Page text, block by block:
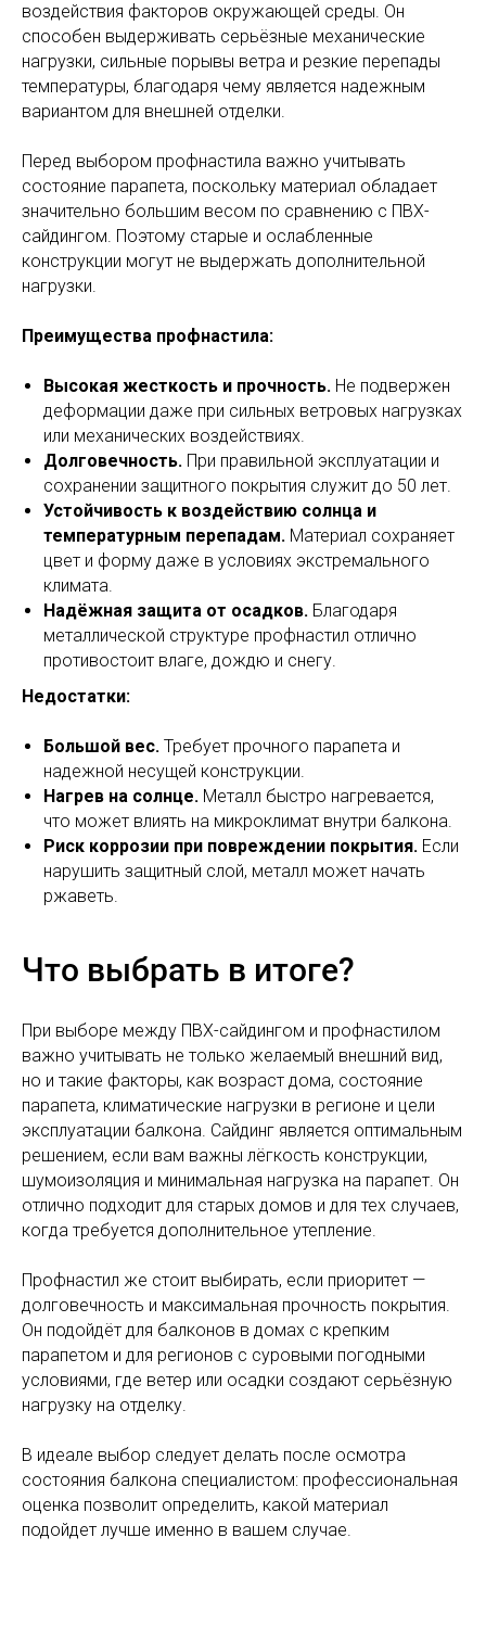
воздействия факторов окружающей среды. Он
способен выдерживать серьёзные механические
нагрузки, сильные порывы ветра и резкие перепады
температуры, благодаря чему является надежным
вариантом для внешней отделки.
Перед выбором профнастила важно учитывать
состояние парапета, поскольку материал обладает
значительно большим весом по сравнению с ПВХ-
сайдингом. Поэтому старые и ослабленные
конструкции могут не выдержать дополнительной
нагрузки.
Преимущества профнастила:
Высокая жесткость и прочность. Не подвержен
деформации даже при сильных ветровых нагрузках
или механических воздействиях.
Долговечность. При правильной эксплуатации и
сохранении защитного покрытия служит до 50 лет.
Устойчивость к воздействию солнца и
температурным перепадам. Материал сохраняет
цвет и форму даже в условиях экстремального
климата.
Надёжная защита от осадков. Благодаря
металлической структуре профнастил отлично
противостоит влаге, дождю и снегу.
Недостатки:
Большой вес. Требует прочного парапета и
надежной несущей конструкции.
Нагрев на солнце. Металл быстро нагревается,
что может влиять на микроклимат внутри балкона.
Риск коррозии при повреждении покрытия. Если
нарушить защитный слой, металл может начать
ржаветь.
Что выбрать в итоге?
При выборе между ПВХ-сайдингом и профнастилом
важно учитывать не только желаемый внешний вид,
но и такие факторы, как возраст дома, состояние
парапета, климатические нагрузки в регионе и цели
эксплуатации балкона. Сайдинг является оптимальным
решением, если вам важны лёгкость конструкции,
шумоизоляция и минимальная нагрузка на парапет. Он
отлично подходит для старых домов и для тех случаев,
когда требуется дополнительное утепление.
Профнастил же стоит выбирать, если приоритет —
долговечность и максимальная прочность покрытия.
Он подойдёт для балконов в домах с крепким
парапетом и для регионов с суровыми погодными
условиями, где ветер или осадки создают серьёзную
нагрузку на отделку.
В идеале выбор следует делать после осмотра
состояния балкона специалистом: профессиональная
оценка позволит определить, какой материал
подойдет лучше именно в вашем случае.